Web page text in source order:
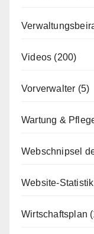
Videos (200)
Vorverwalter (5)
Wartung &
Webschnipsel
Website-Statistik
Wirtschaftsplan